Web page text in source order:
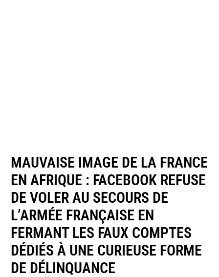
MAUVAISE IMAGE DE LA FRANCE
EN AFRIQUE : FACEBOOK REFUSE
DE VOLER AU SECOURS DE
L’ARMÉE FRANÇAISE EN
FERMANT LES FAUX COMPTES
DÉDIÉS À UNE CURIEUSE FORME
DE DÉLINQUANCE